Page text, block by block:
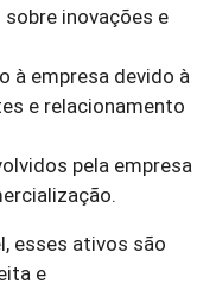
inovações e
à empresa devido à
e relacionamento
pela empresa
esses ativos são
e